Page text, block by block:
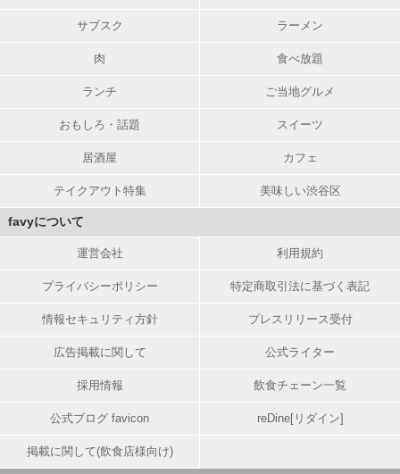
サブスク ラーメン
肉 食べ放題
ランチ ご当地グルメ
おもしろ・話題 スイーツ
居酒屋 カフェ
テイクアウト特集 美味しい渋谷区
favyについて
運営会社 利用規約
プライバシーポリシー 特定商取引法に基づく表記
情報セキュリティ方針 プレスリリース受付
広告掲載に関して 公式ライター
採用情報 飲食チェーン一覧
公式ブログ favicon reDine[リダイン]
掲載に関して(飲食店様向け)